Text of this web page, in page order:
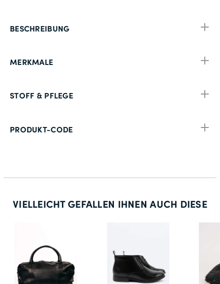
MERKMALE
BESCHREIBUNG
STOFF & PFLEGE
PRODUKT-CODE
VIELLEICHT GEFALLEN IHNEN AUCH DIESE